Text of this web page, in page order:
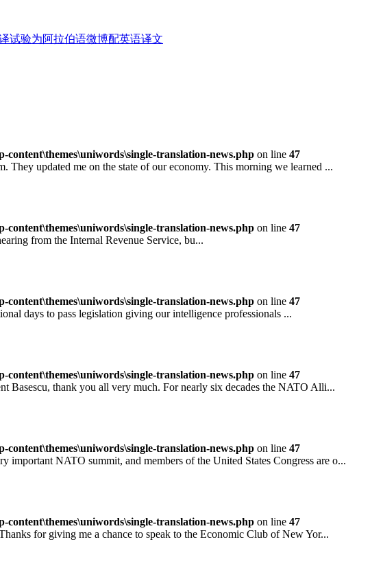
试验为阿拉伯语微博配英语译文
translation-news.php on line 47
updated me on the state of our economy. This morning we learned ...
translation-news.php on line 47
from the Internal Revenue Service, bu...
translation-news.php on line 47
days to pass legislation giving our intelligence professionals ...
translation-news.php on line 47
thank you all very much. For nearly six decades the NATO Alli...
translation-news.php on line 47
NATO summit, and members of the United States Congress are o...
translation-news.php on line 47
for giving me a chance to speak to the Economic Club of New Yor...